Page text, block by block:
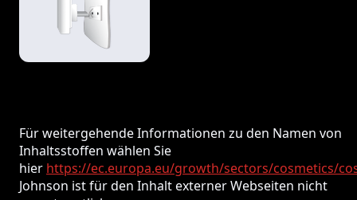
Für weitergehende Informationen zu den Namen von
Inhaltsstoffen wählen Sie
hier https://ec.europa.eu/growth/sectors/cosmetics/
Johnson ist für den Inhalt externer Webseiten nicht